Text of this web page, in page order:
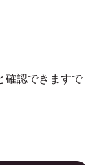
確認できますで